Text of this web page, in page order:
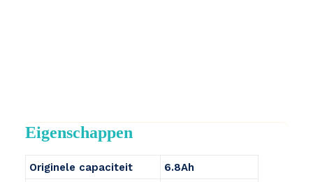
Eigenschappen
Originele capaciteit
6.8Ah